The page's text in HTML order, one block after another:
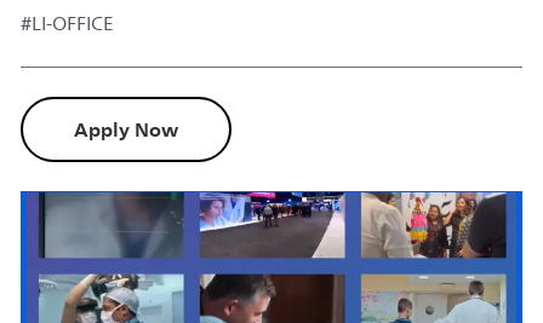
#LI-OFFICE
Apply Now